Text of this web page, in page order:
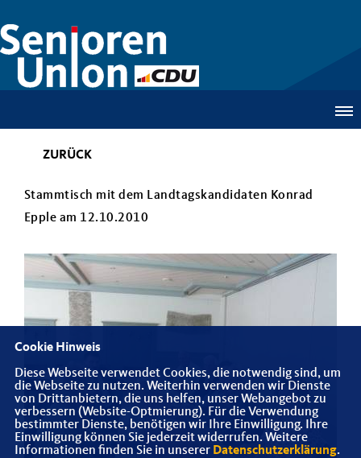
ZURÜCK
Stammtisch mit dem Landtagskandidaten Konrad
Epple am 12.10.2010
Cookie Hinweis
Diese Webseite verwendet Cookies, die notwendig sind, um
die Webseite zu nutzen. Weiterhin verwenden wir Dienste
von Drittanbietern, die uns helfen, unser Webangebot zu
verbessern (Website-Optmierung). Für die Verwendung
bestimmter Dienste, benötigen wir Ihre Einwilligung. Ihre
Einwilligung können Sie jederzeit widerrufen. Weitere
Informationen finden Sie in unserer Datenschutzerklärung.